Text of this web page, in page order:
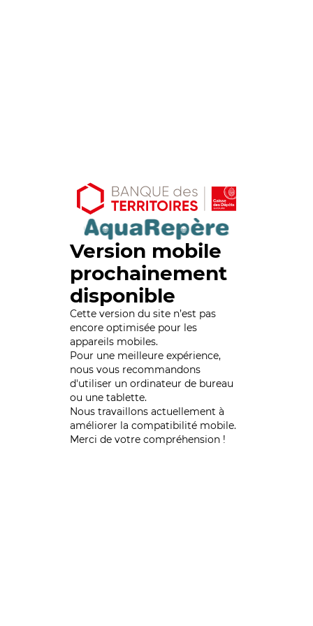
Version mobile
prochainement
disponible
Cette version du site n’est pas
encore optimisée pour les
appareils mobiles.
Pour une meilleure expérience,
nous vous recommandons
d'utiliser un ordinateur de bureau
ou une tablette.
Nous travaillons actuellement à
améliorer la compatibilité mobile.
Merci de votre compréhension !